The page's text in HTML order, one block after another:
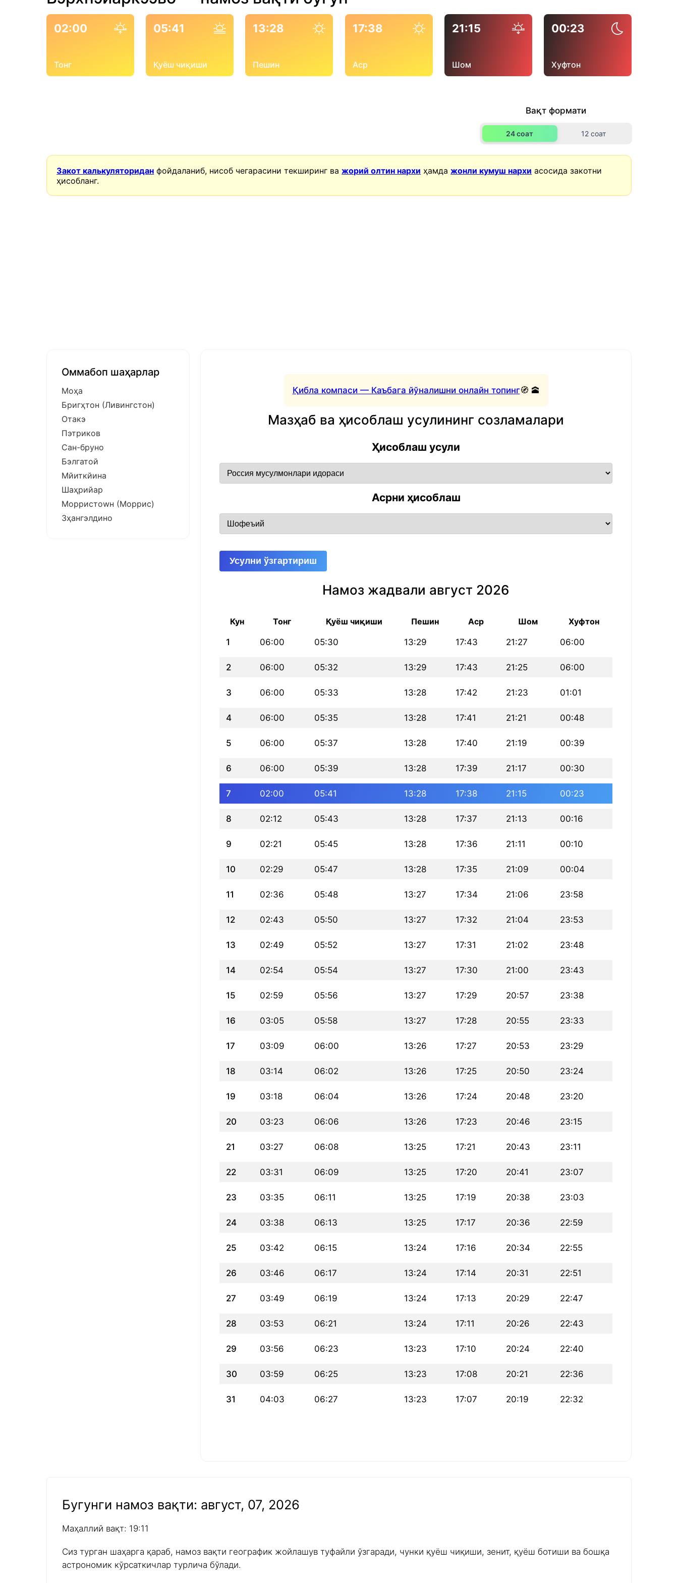
02:00
Тонг
05:41
Қуёш чиқиши
13:28
Пешин
17:38
Аср
21:15
Шом
00:23
Хуфтон
Вақт формати
24 соат 12 соат
Закот калькуляторидан фойдаланиб, нисоб чегарасини текширинг важорий олтин нархи ҳамдажонли кумуш нархи асосида закотни
ҳисобланг.
Қибла компаси — Каъбага йўналишни онлайн топинг🧭 🕋
Мазҳаб ва ҳисоблаш усулининг созламалари
Ҳисоблаш усули
Асрни ҳисоблаш
Усулни ўзгартириш
Намоз жадвали август 2026
Кун Тонг Қуёш чиқиши Пешин Аср Шом Хуфтон
1 06:00 05:30 13:29 17:43 21:27 06:00
2 06:00 05:32 13:29 17:43 21:25 06:00
3 06:00 05:33 13:28 17:42 21:23 01:01
4 06:00 05:35 13:28 17:41 21:21 00:48
5 06:00 05:37 13:28 17:40 21:19 00:39
6 06:00 05:39 13:28 17:39 21:17 00:30
7 02:00 05:41 13:28 17:38 21:15 00:23
8 02:12 05:43 13:28 17:37 21:13 00:16
9 02:21 05:45 13:28 17:36 21:11 00:10
10 02:29 05:47 13:28 17:35 21:09 00:04
11 02:36 05:48 13:27 17:34 21:06 23:58
12 02:43 05:50 13:27 17:32 21:04 23:53
13 02:49 05:52 13:27 17:31 21:02 23:48
14 02:54 05:54 13:27 17:30 21:00 23:43
15 02:59 05:56 13:27 17:29 20:57 23:38
16 03:05 05:58 13:27 17:28 20:55 23:33
17 03:09 06:00 13:26 17:27 20:53 23:29
18 03:14 06:02 13:26 17:25 20:50 23:24
19 03:18 06:04 13:26 17:24 20:48 23:20
20 03:23 06:06 13:26 17:23 20:46 23:15
21 03:27 06:08 13:25 17:21 20:43 23:11
22 03:31 06:09 13:25 17:20 20:41 23:07
23 03:35 06:11 13:25 17:19 20:38 23:03
24 03:38 06:13 13:25 17:17 20:36 22:59
25 03:42 06:15 13:24 17:16 20:34 22:55
26 03:46 06:17 13:24 17:14 20:31 22:51
27 03:49 06:19 13:24 17:13 20:29 22:47
28 03:53 06:21 13:24 17:11 20:26 22:43
29 03:56 06:23 13:23 17:10 20:24 22:40
30 03:59 06:25 13:23 17:08 20:21 22:36
31 04:03 06:27 13:23 17:07 20:19 22:32
Оммабоп шаҳарлар
Моҳа
Бригҳтон (Ливингстон)
Отакэ
Пэтриков
Сан-бруно
Бэлгатой
Мйиткйина
Шаҳрийар
Морристоwн (Моррис)
Зҳангэлдино
Бугунги намоз вақти: август, 07, 2026
Маҳаллий вақт: 19:11
Сиз турган шаҳарга қараб, намоз вақти географик жойлашув туфайли ўзгаради, чунки қуёш чиқиши, зенит, қуёш ботиши ва бошқа
астрономик кўрсаткичлар турлича бўлади.